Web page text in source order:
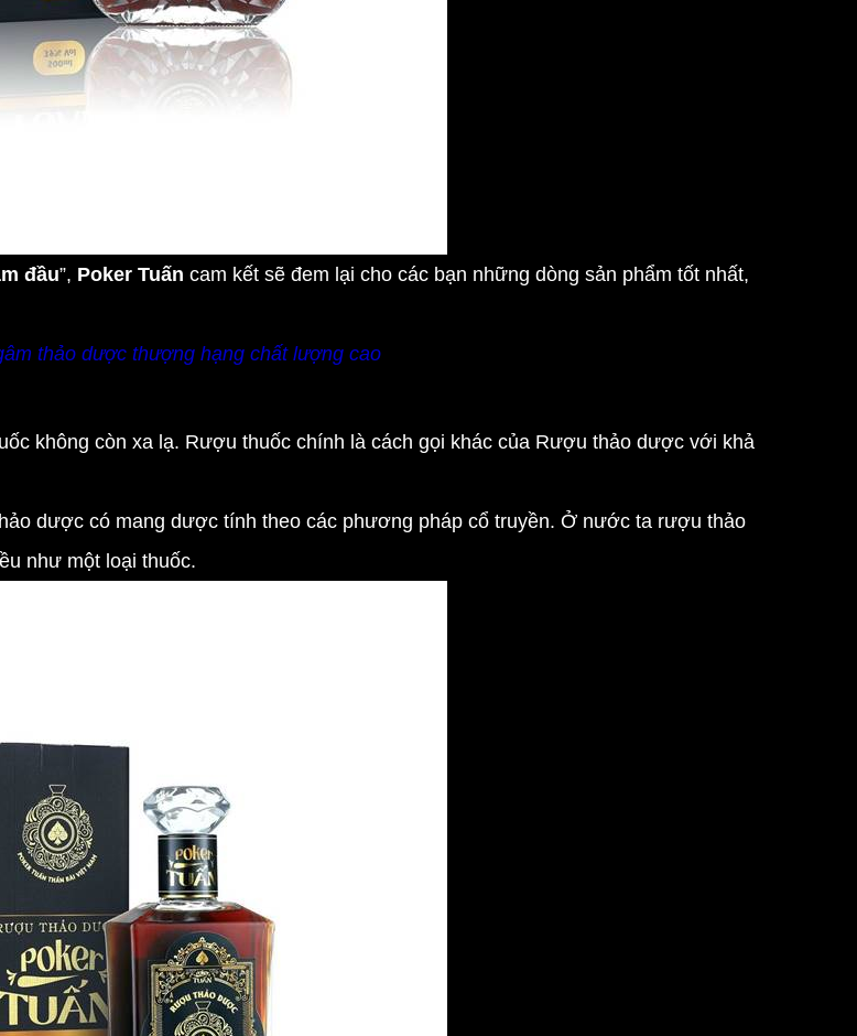
đầu”, Poker Tuấn cam kết sẽ đem lại cho các bạn những dòng sản phẩm tốt nhất,
thảo dược thượng hạng chất lượng cao
không còn xa lạ. Rượu thuốc chính là cách gọi khác của Rượu thảo dược với khả
dược có mang dược tính theo các phương pháp cổ truyền. Ở nước ta rượu thảo
như một loại thuốc.